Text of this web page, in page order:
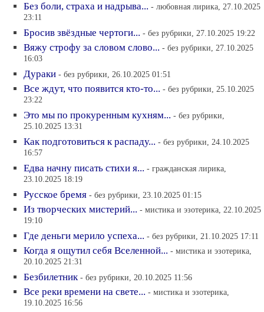
Без боли, страха и надрыва... - любовная лирика, 27.10.2025
23:11
Бросив звёздные чертоги... - без рубрики, 27.10.2025 19:22
Вяжу строфу за словом слово... - без рубрики, 27.10.2025
16:03
Дураки - без рубрики, 26.10.2025 01:51
Все ждут, что появится кто-то... - без рубрики, 25.10.2025
23:22
Это мы по прокуренным кухням... - без рубрики,
25.10.2025 13:31
Как подготовиться к распаду... - без рубрики, 24.10.2025
16:57
Едва начну писать стихи я... - гражданская лирика,
23.10.2025 18:19
Русское бремя - без рубрики, 23.10.2025 01:15
Из творческих мистерий... - мистика и эзотерика, 22.10.2025
19:10
Где деньги мерило успеха... - без рубрики, 21.10.2025 17:11
Когда я ощутил себя Вселенной... - мистика и эзотерика,
20.10.2025 21:31
Безбилетник - без рубрики, 20.10.2025 11:56
Все реки времени на свете... - мистика и эзотерика,
19.10.2025 16:56